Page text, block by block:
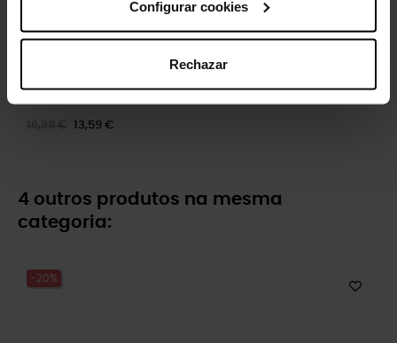
Configurar cookies
Rechazar
Pacote com 5 personagens
13,59 €
4 outros produtos na mesma
categoria:
-20%